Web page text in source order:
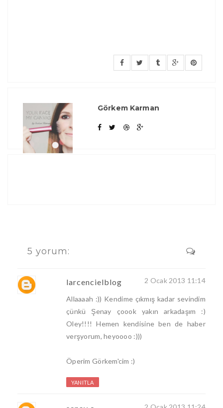
Görkem Karman
5 yorum:
larcencielblog 2 Ocak 2013 11:14
Allaaaah :)) Kendime çıkmış kadar sevindim
çünkü Şenay çoook yakın arkadaşım :)
Oley!!!! Hemen kendisine ben de haber
verşyorum, heyoooo :)))
Öperim Görkem'cim :)
YANITLA